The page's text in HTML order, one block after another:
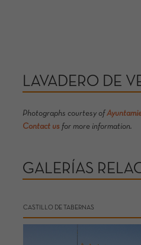
LAVADERO DE
Photographs courtesy of
Contact us for more information.
GALERÍAS
CASTILLO DE TABERNAS